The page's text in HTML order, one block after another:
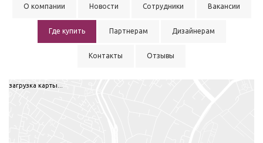
О компании Новости Сотрудники Вакансии
Где купить Партнерам Дизайнерам
Контакты Отзывы
загрузка карты...